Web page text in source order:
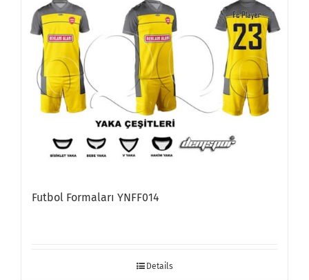
Futbol Formaları YNFF014
Details